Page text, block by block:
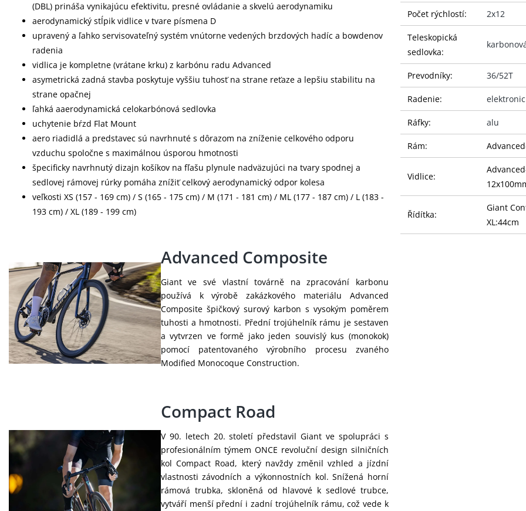
(DBL) prináša vynikajúcu efektivitu, presné ovládanie a skvelú aerodynamiku
aerodynamický stĺpik vidlice v tvare písmena D
upravený a ľahko servisovateľný systém vnútorne vedených brzdových hadíc a bowdenov
radenia
vidlica je kompletne (vrátane krku) z karbónu radu Advanced
asymetrická zadná stavba poskytuje vyššiu tuhosť na strane reťaze a lepšiu stabilitu na
strane opačnej
ľahká aaerodynamická celokarbónová sedlovka
uchytenie bŕzd Flat Mount
aero riadidlá a predstavec sú navrhnuté s dôrazom na zníženie celkového odporu
vzduchu spoločne s maximálnou úsporou hmotnosti
špecificky navrhnutý dizajn košíkov na fľašu plynule nadväzujúci na tvary spodnej a
sedlovej rámovej rúrky pomáha znížiť celkový aerodynamický odpor kolesa
veľkosti XS (157 - 169 cm) / S (165 - 175 cm) / M (171 - 181 cm) / ML (177 - 187 cm) / L (183 -
193 cm) / XL (189 - 199 cm)
Advanced Composite
Giant ve své vlastní továrně na zpracování karbonu
používá k výrobě zakázkového materiálu Advanced
Composite špičkový surový karbon s vysokým poměrem
tuhosti a hmotnosti. Přední trojúhelník rámu je sestaven
a vytvrzen ve formě jako jeden souvislý kus (monokok)
pomocí patentovaného výrobního procesu zvaného
Modified Monocoque Construction.
Compact Road
V 90. letech 20. století představil Giant ve spolupráci s
profesionálním týmem ONCE revoluční design silničních
kol Compact Road, který navždy změnil vzhled a jízdní
vlastnosti závodních a výkonnostních kol. Snížená horní
rámová trubka, skloněná od hlavové k sedlové trubce,
vytváří menší přední i zadní trojúhelník rámu, což vede k
Počet rýchlostí: 2x12
Teleskopická
sedlovka:
Prevodníky: 36/52T
Radenie:
Ráfky: alu
Rám:
Vidlice:
Řídítka:
Giant
XL:44cm